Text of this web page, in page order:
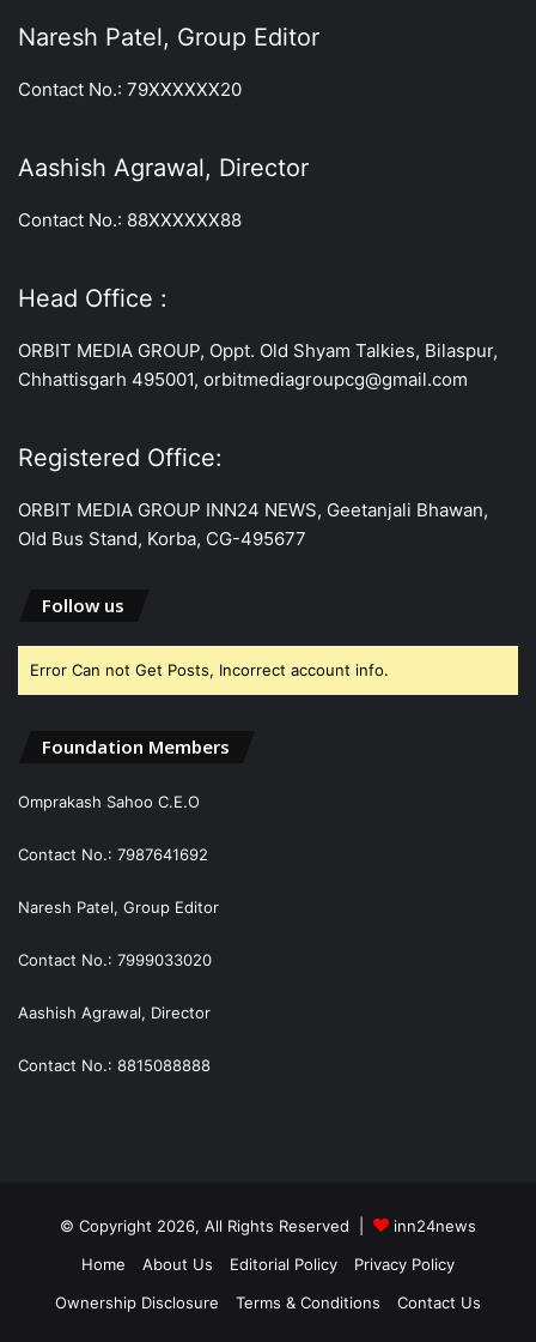
Naresh Patel, Group Editor
Contact No.: 79XXXXXX20
Aashish Agrawal, Director
Contact No.: 88XXXXXX88
Head Office :
ORBIT MEDIA GROUP, Oppt. Old Shyam Talkies, Bilaspur,
Chhattisgarh 495001, orbitmediagroupcg@gmail.com
Registered Office:
ORBIT MEDIA GROUP INN24 NEWS, Geetanjali Bhawan,
Old Bus Stand, Korba, CG-495677
Follow us
Error Can not Get Posts, Incorrect account info.
Foundation Members
Omprakash Sahoo C.E.O
Contact No.: 7987641692
Naresh Patel, Group Editor
Contact No.: 7999033020
Aashish Agrawal, Director
Contact No.: 8815088888
© Copyright 2026, All Rights Reserved |
inn24news
Home
About Us Editorial Policy
Privacy Policy
Ownership Disclosure
Terms & Conditions Contact Us